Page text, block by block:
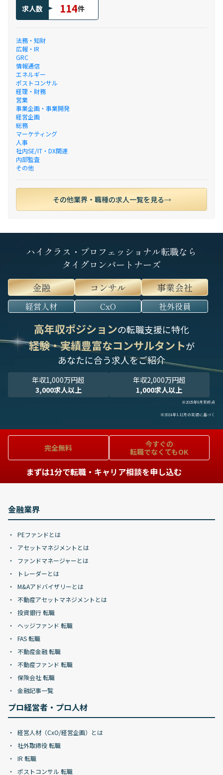
求人数 114件
法務・知財
広報・IR
GRC
情報通信
エネルギー
ポストコンサル
経理・財務
営業
事業企画・事業開発
経営企画
総務
マーケティング
人事
社内SE/IT・DX関連
内部監査
その他
その他業界・職種の求人一覧を見る
ハイクラス・プロフェッショナル転職なら
タイグロンパートナーズ
金融
コンサル 事業会社
経営人材 CxO 社外役員
高年収ポジションの転職支援に特化
経験・実績豊富なコンサルタントが
あなたに合う求人をご紹介
年収1,000万円超
3,000求人以上
年収2,000万円超
1,000求人以上
※2025年9月末時点
※2024年1-12月の実績に基づく
完全無料
今すぐの
転職でなくてもOK
まずは1分で転職・キャリア相談を申し込む
金融業界
PEファンドとは
アセットマネジメントとは
ファンドマネージャーとは
トレーダーとは
M&Aアドバイザリーとは
不動産アセットマネジメントとは
投資銀行 転職
ヘッジファンド 転職
FAS 転職
不動産金融 転職
不動産ファンド 転職
保険会社 転職
金融記事一覧
プロ経営者・プロ人材
経営人材（CxO/経営企画）とは
社外取締役 転職
IR 転職
ポストコンサル 転職